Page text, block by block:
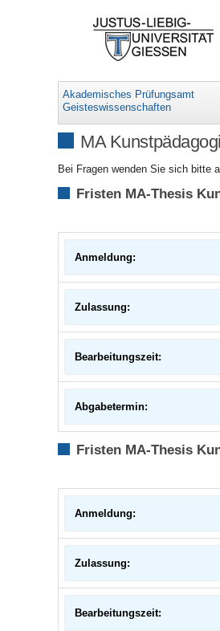
Akademisches Prüfungsamt
Geisteswissenschaften
MA
Bei Fragen wenden Sie sich bitte
Fristen MA-Thesis
Anmeldung:
Zulassung:
Bearbeitungszeit:
Abgabetermin:
Fristen MA-Thesis
Anmeldung:
Zulassung:
Bearbeitungszeit: